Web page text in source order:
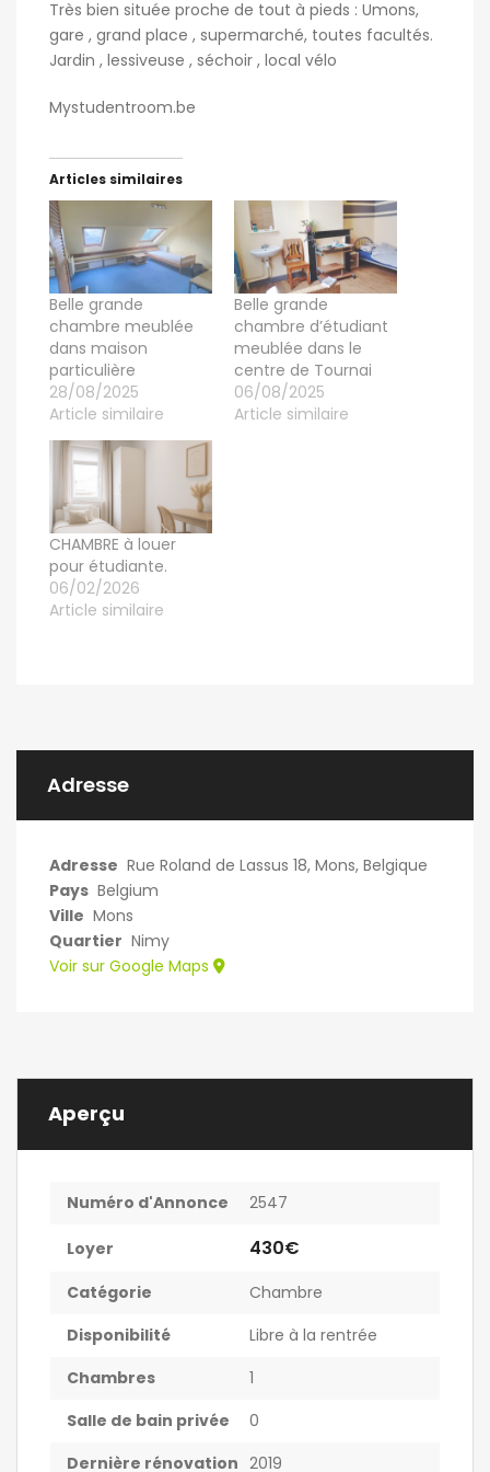
Très bien située proche de tout à pieds : Umons,
gare , grand place , supermarché, toutes facultés.
Jardin , lessiveuse , séchoir , local vélo
Mystudentroom.be
Articles similaires
Belle grande
chambre meublée
dans maison
particulière
28/08/2025
Article similaire
Belle grande
chambre d’étudiant
meublée dans le
centre de Tournai
06/08/2025
Article similaire
CHAMBRE à louer
pour étudiante.
06/02/2026
Article similaire
Adresse
Adresse Rue Roland de Lassus 18, Mons, Belgique
Pays Belgium
Ville Mons
Quartier Nimy
Voir sur Google Maps
Aperçu
Numéro d'Annonce 2547
Loyer 430€
Catégorie
Chambre
Disponibilité
Libre à la rentrée
Chambres
1
Salle de bain privée
0
Dernière rénovation 2019